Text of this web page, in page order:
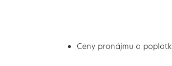
Ceny pronájmu a